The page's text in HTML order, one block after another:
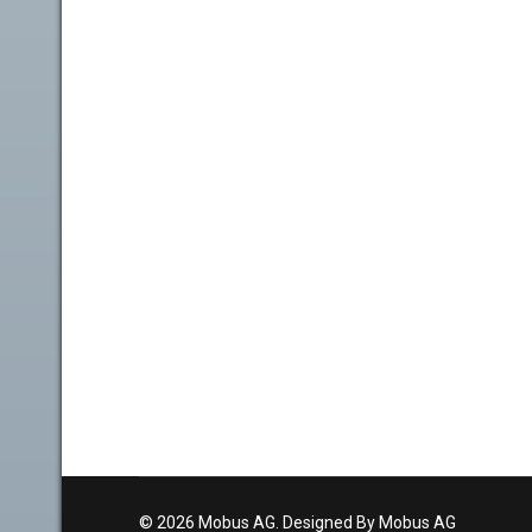
© 2026 Mobus AG. Designed By Mobus AG